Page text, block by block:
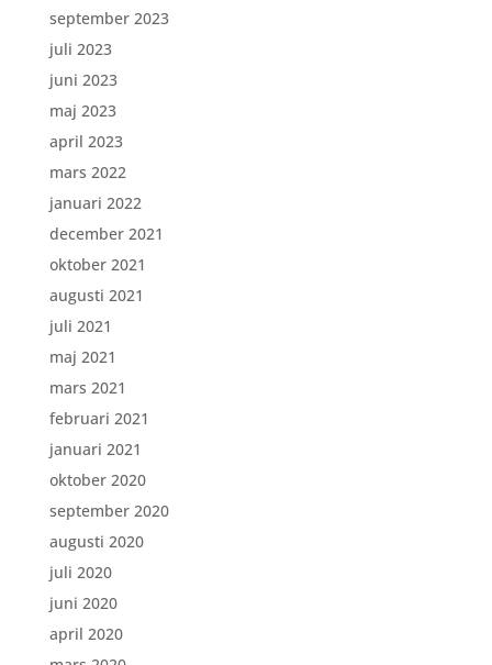
september 2023
juli 2023
juni 2023
maj 2023
april 2023
mars 2022
januari 2022
december 2021
oktober 2021
augusti 2021
juli 2021
maj 2021
mars 2021
februari 2021
januari 2021
oktober 2020
september 2020
augusti 2020
juli 2020
juni 2020
april 2020